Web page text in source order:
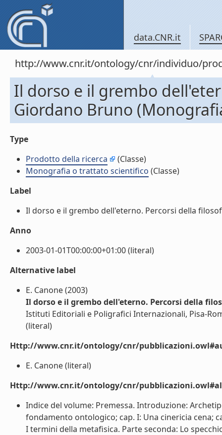
data.CNR.it
http://www.cnr.it/ontology/cnr/individuo/
Il dorso e il grembo
Giordano Bruno
Type
Prodotto della ricerca
(Classe)
Monografia o trattato scientifico (Classe)
Label
Il dorso e il grembo dell'eterno. Percorsi della
Anno
2003-01-01T00:00:00+01:00 (literal)
Alternative label
E. Canone (2003)
Il dorso e il grembo dell'eterno. Percorsi della
Istituti Editoriali e Poligrafici Internazionali, Pisa-
(literal)
Http://www.cnr.it/ontology/cnr/
E. Canone (literal)
Http://www.cnr.it/ontology/cnr/
Indice del volume: Premessa. Introduzione:
fondamento ontologico; cap. I: Una cinericia cena;
I termini della metafisica. Parte seconda: Lo